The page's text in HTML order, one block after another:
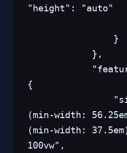
"height": "auto"
}
},
{
(min-width:
(min-width:
100vw",